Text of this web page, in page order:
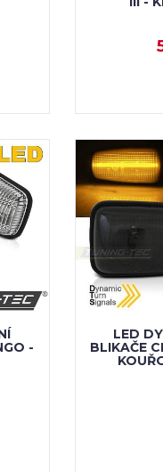
-
LED
BLIKAČE